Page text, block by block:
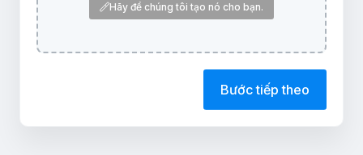
Hãy để chúng tôi tạo nó cho bạn.
Bước tiếp theo